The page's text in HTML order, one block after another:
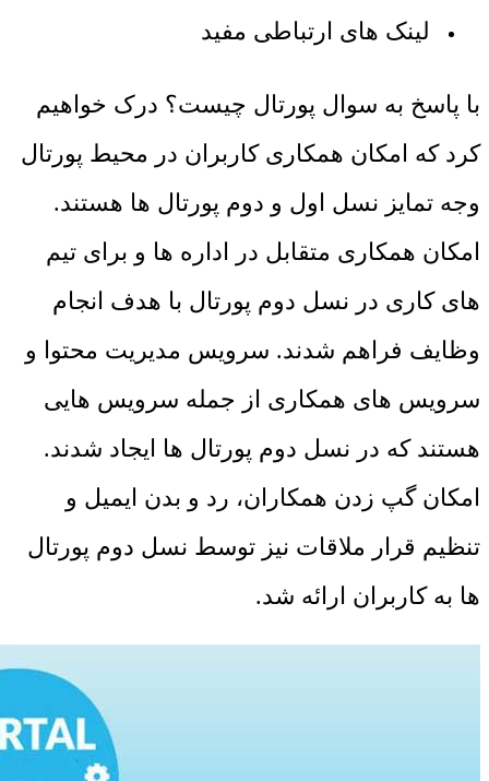
لینک های ارتباطی مفید
با پاسخ به سوال پورتال چیست؟ درک خواهیم
کرد که امکان همکاری کاربران در محیط پورتال
وجه تمایز نسل اول و دوم پورتال ها هستند.
امکان همکاری متقابل در اداره ها و برای تیم
های کاری در نسل دوم پورتال با هدف انجام
وظایف فراهم شدند. سرویس مدیریت محتوا و
سرویس های همکاری از جمله سرویس هایی
هستند که در نسل دوم پورتال ها ایجاد شدند.
امکان گپ زدن همکاران، رد و بدن ایمیل و
تنظیم قرار ملاقات نیز توسط نسل دوم پورتال
ها به کاربران ارائه شد.